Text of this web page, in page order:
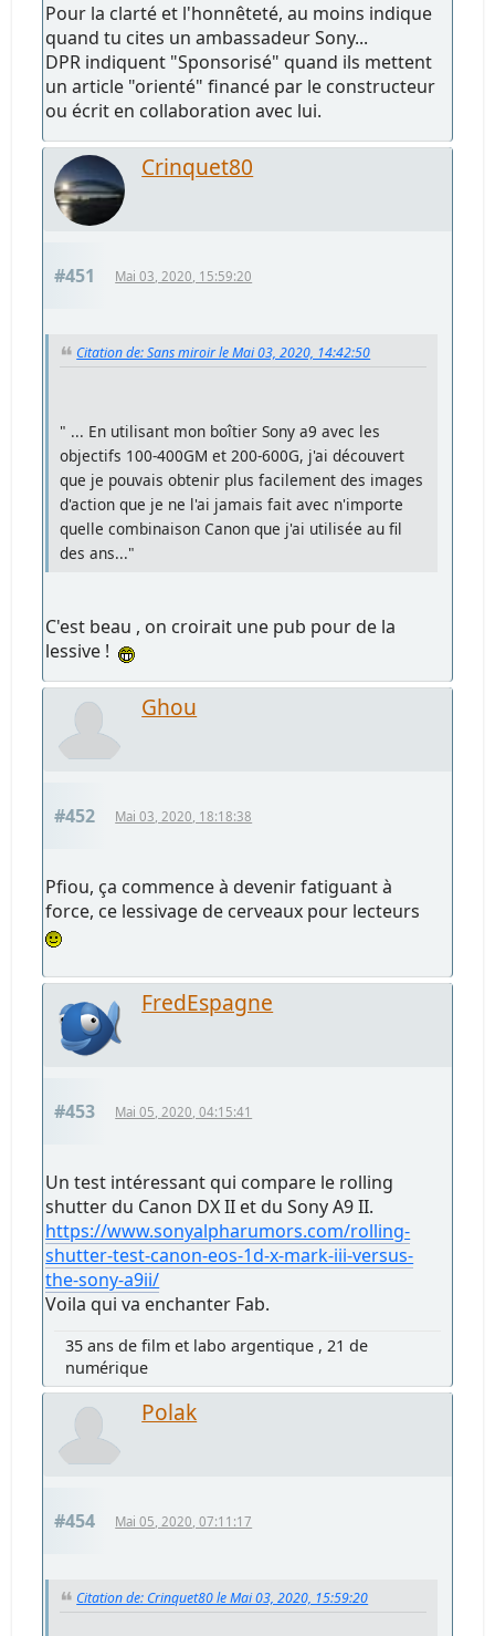
Pour la clarté et l'honnêteté, au moins indique
quand tu cites un ambassadeur Sony...
DPR indiquent "Sponsorisé" quand ils mettent
un article "orienté" financé par le constructeur
ou écrit en collaboration avec lui.
Crinquet80
#451 Mai 03, 2020, 15:59:20
Citation de: Sans miroir le Mai 03, 2020, 14:42:50
" ... En utilisant mon boîtier Sony a9 avec les
objectifs 100-400GM et 200-600G, j'ai découvert
que je pouvais obtenir plus facilement des images
d'action que je ne l'ai jamais fait avec n'importe
quelle combinaison Canon que j'ai utilisée au fil
des ans..."
C'est beau , on croirait une pub pour de la
lessive !
Ghou
#452 Mai 03, 2020, 18:18:38
Pfiou, ça commence à devenir fatiguant à
force, ce lessivage de cerveaux pour lecteurs
FredEspagne
#453 Mai 05, 2020, 04:15:41
Un test intéressant qui compare le rolling
shutter du Canon DX II et du Sony A9 II.
https://www.sonyalpharumors.com/rolling-
shutter-test-canon-eos-1d-x-mark-iii-versus-
the-sony-a9ii/
Voila qui va enchanter Fab.
35 ans de film et labo argentique , 21 de
numérique
Polak
#454 Mai 05, 2020, 07:11:17
Citation de: Crinquet80 le Mai 03, 2020, 15:59:20